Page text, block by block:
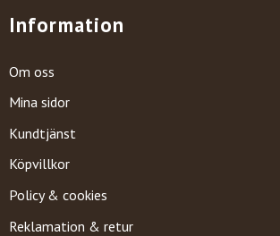
Information
Om oss
Mina sidor
Kundtjänst
Köpvillkor
Policy & cookies
Reklamation & retur